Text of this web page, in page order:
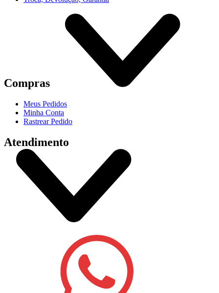
Compras
Meus Pedidos
Minha Conta
Rastrear Pedido
Atendimento